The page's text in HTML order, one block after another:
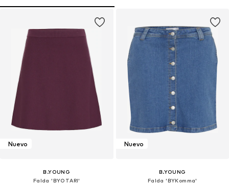
Nuevo
B.YOUNG
Falda 'BYOTARI'
Nuevo
B.YOUNG
Falda 'BYKomma'